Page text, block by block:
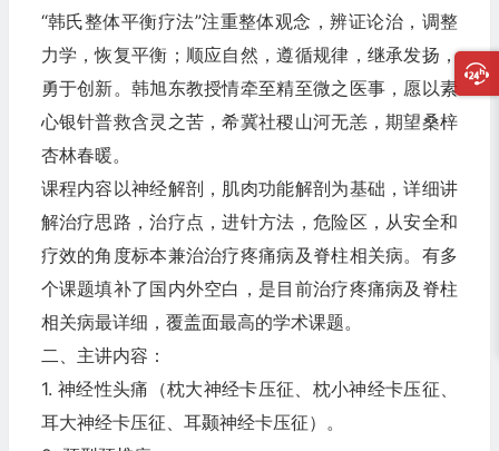
“韩氏整体平衡疗法”注重整体观念，辨证论治，调整
力学，恢复平衡；顺应自然，遵循规律，继承发扬，
勇于创新。韩旭东教授情牵至精至微之医事，愿以素
心银针普救含灵之苦，希冀社稷山河无恙，期望桑梓
杏林春暖。
课程内容以神经解剖，肌肉功能解剖为基础，详细讲
解治疗思路，治疗点，进针方法，危险区，从安全和
疗效的角度标本兼治治疗疼痛病及脊柱相关病。有多
个课题填补了国内外空白，是目前治疗疼痛病及脊柱
相关病最详细，覆盖面最高的学术课题。
二、主讲内容：
1. 神经性头痛（枕大神经卡压征、枕小神经卡压征、
耳大神经卡压征、耳颞神经卡压征）。